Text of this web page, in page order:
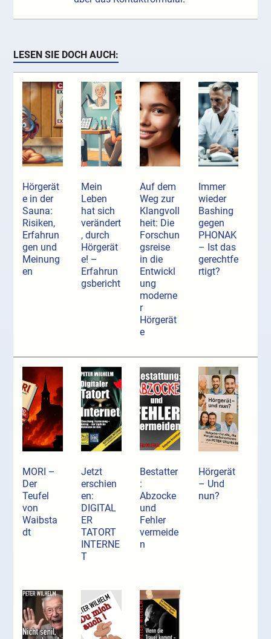
LESEN SIE DOCH AUCH:
Hörgerät
e in der
Sauna:
Risiken,
Erfahrun
gen und
Meinung
en
Mein
Leben
hat sich
verändert
, durch
Hörgerät
e! –
Erfahrun
gsbericht
Auf dem
Weg zur
Klangvoll
heit: Die
Forschun
gsreise
in die
Entwickl
ung
moderne
r
Hörgerät
e
Immer
wieder
Bashing
gegen
PHONAK
– Ist das
gerechtfe
rtigt?
MORI –
Der
Teufel
von
Waibsta
dt
Jetzt
erschien
en:
DIGITAL
ER
TATORT
INTERNE
T
Bestatter
:
Abzocke
und
Fehler
vermeide
n
Hörgerät
– Und
nun?